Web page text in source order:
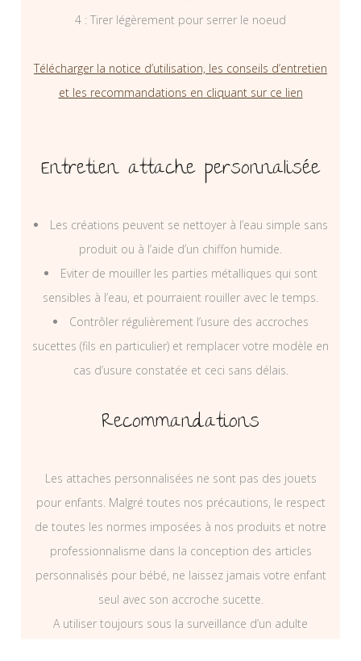
4 : Tirer légèrement pour serrer le noeud
Télécharger la notice d’utilisation, les conseils d’entretien
et les recommandations en cliquant sur ce lien
Entretien attache personnalisée
Les créations peuvent se nettoyer à l’eau simple sans
produit ou à l’aide d’un chiffon humide.
Eviter de mouiller les parties métalliques qui sont
sensibles à l’eau, et pourraient rouiller avec le temps.
Contrôler régulièrement l’usure des accroches
sucettes (fils en particulier) et remplacer votre modèle en
cas d’usure constatée et ceci sans délais.
Recommandations
Les attaches personnalisées ne sont pas des jouets
pour enfants. Malgré toutes nos précautions, le respect
de toutes les normes imposées à nos produits et notre
professionnalisme dans la conception des articles
personnalisés pour bébé, ne laissez jamais votre enfant
seul avec son accroche sucette.
A utiliser toujours sous la surveillance d’un adulte